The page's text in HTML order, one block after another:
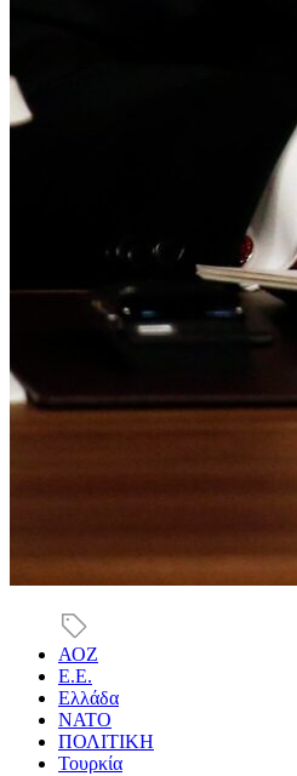
ΑΟΖ
Ε.Ε.
Ελλάδα
ΝΑΤΟ
ΠΟΛΙΤΙΚΗ
Τουρκία